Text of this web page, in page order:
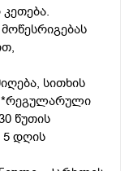
სითხის
*რეგულარული
წუთის
5 დღის